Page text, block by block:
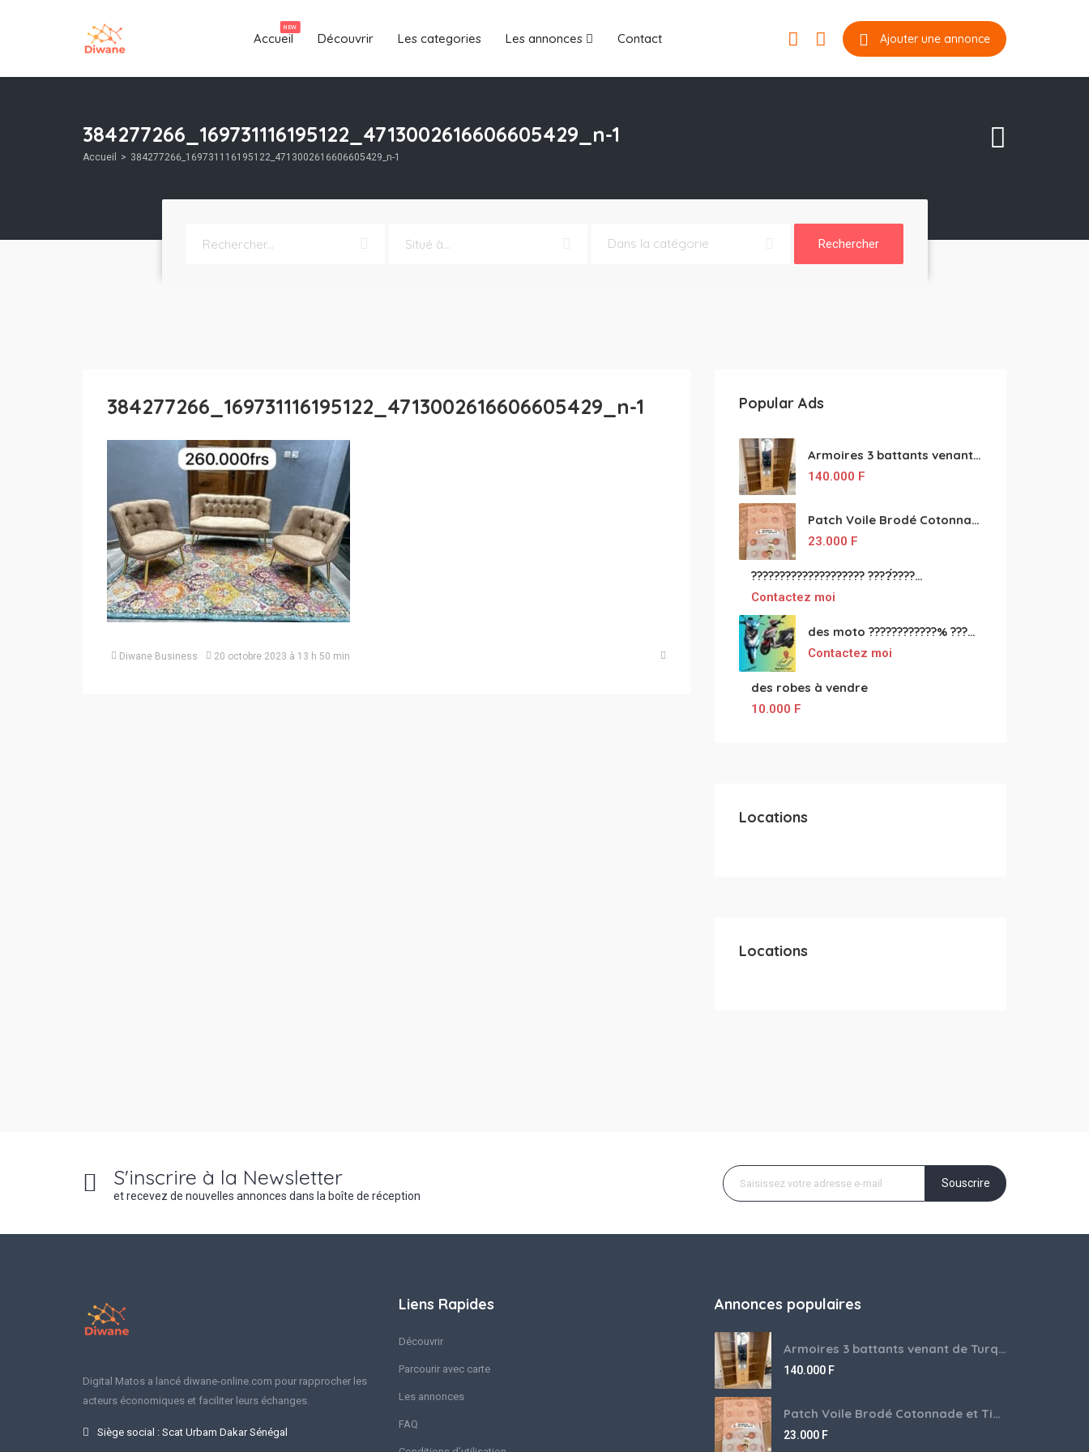
Accueil
NEW
Découvrir Les categories Les annonces Contact Ajouter une annonce
384277266_169731116195122_4713002616606605429_n-1
Accueil 384277266_169731116195122_4713002616606605429_n-1
Rechercher
384277266_169731116195122_4713002616606605429_n-1
Diwane Business 20 octobre 2023 à 13 h 50 min
Popular Ads
Armoires 3 battants venant de Turquie disponibles
140.000 F
Patch Voile Brodé Cotonnade et Tinu Minu de l’Inde ???????? ????
23.000 F
???????????????????? ????́???????????????????????????????????????? à vendre
Contactez moi
des moto ????????????% ????́???????????????????????????????????? à vendre
Contactez moi
des robes à vendre
10.000 F
Locations
Locations
S'inscrire à la Newsletter
et recevez de nouvelles annonces dans la boîte de réception
Souscrire
Digital Matos a lancé diwane-online.com pour rapprocher les
acteurs économiques et faciliter leurs échanges.
Siège social : Scat Urbam Dakar Sénégal
Liens Rapides
Découvrir
Parcourir avec carte
Les annonces
FAQ
Annonces populaires
Armoires 3 battants venant de Turquie disponibles
140.000 F
Patch Voile Brodé Cotonnade et Tinu Minu de l’Inde ???????? ????
23.000 F